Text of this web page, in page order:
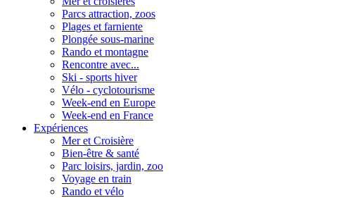
Parcs attraction, zoos
Plages et farniente
Plongée sous-marine
Rando et montagne
Rencontre avec...
Ski - sports hiver
Vélo - cyclotourisme
Week-end en Europe
Week-end en France
Expériences
Mer et Croisière
Bien-être & santé
Parc loisirs, jardin, zoo
Voyage en train
Rando et vélo